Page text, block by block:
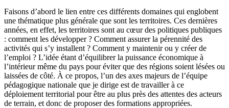
Faisons d’abord le lien entre ces différents domaines qui englobent
une thématique plus générale que sont les territoires. Ces dernières
années, en effet, les territoires sont au cœur des politiques publiques
: comment les développer ? Comment assurer la pérennité des
activités qui s’y installent ? Comment y maintenir ou y créer de
l’emploi ? L’idée étant d’équilibrer la puissance économique à
l’intérieur même du pays pour éviter que des régions soient lésées ou
laissées de côté. À ce propos, l’un des axes majeurs de l’équipe
pédagogique nationale que je dirige est de travailler à ce
déploiement territorial pour être au plus près des attentes des acteurs
de terrain, et donc de proposer des formations appropriées.